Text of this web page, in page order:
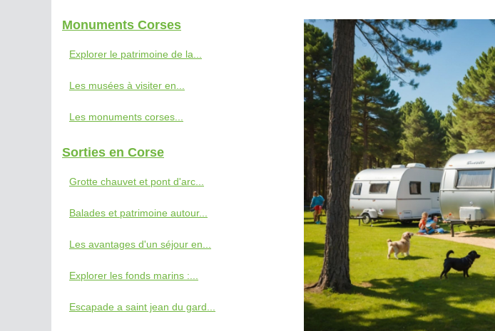
Monuments Corses
Explorer le patrimoine de la...
Les musées à visiter en...
Les monuments corses...
Sorties en Corse
Grotte chauvet et pont d'arc...
Balades et patrimoine autour...
Les avantages d'un séjour en...
Explorer les fonds marins :...
Escapade a saint jean du gard...